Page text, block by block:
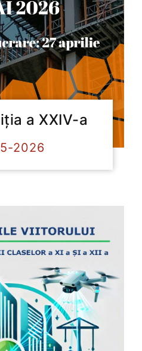
a XXIV-a
2026